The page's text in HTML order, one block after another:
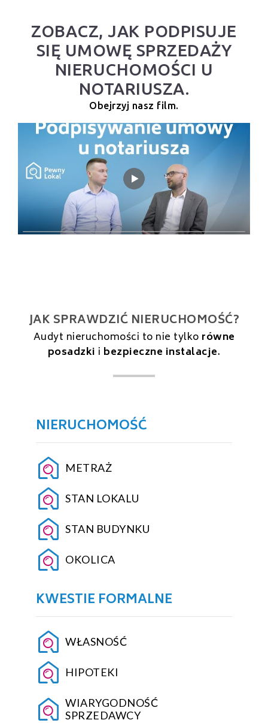
ZOBACZ, JAK PODPISUJE
SIĘ UMOWĘ SPRZEDAŻY
NIERUCHOMOŚCI U
NOTARIUSZA.
Obejrzyj nasz film.
JAK SPRAWDZIĆ NIERUCHOMOŚĆ?
Audyt nieruchomości to nie tylko równe
posadzki i bezpieczne instalacje.
NIERUCHOMOŚĆ
METRAŻ
STAN LOKALU
STAN BUDYNKU
OKOLICA
KWESTIE FORMALNE
WŁASNOŚĆ
HIPOTEKI
WIARYGODNOŚĆ
SPRZEDAWCY